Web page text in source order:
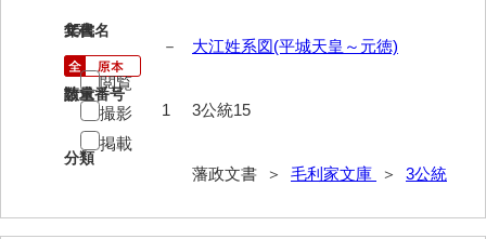
15
文書名
大江姓系図(平城天皇～元徳)
請求番号
3公統15
分類
藩政文書 ＞ 毛利家文庫 ＞ 3公統
年代
－
数量
1
閲覧
撮影
掲載